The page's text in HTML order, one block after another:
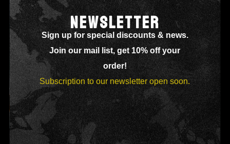
NEWSLETTER
Sign up for special discounts & news.
Join our mail list, get 10% off your
order!
Subscription to our newsletter open soon.